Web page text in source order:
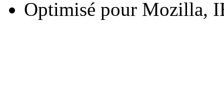
Optimisé pour Mozilla,